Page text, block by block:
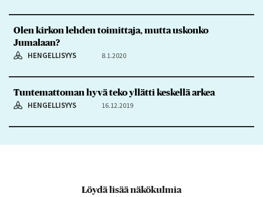
Olen kirkon lehden toimittaja, mutta uskonko
Jumalaan?
HENGELLISYYS 8.1.2020
Tuntemattoman hyvä teko yllätti keskellä arkea
HENGELLISYYS 16.12.2019
Löydä lisää näkökulmia